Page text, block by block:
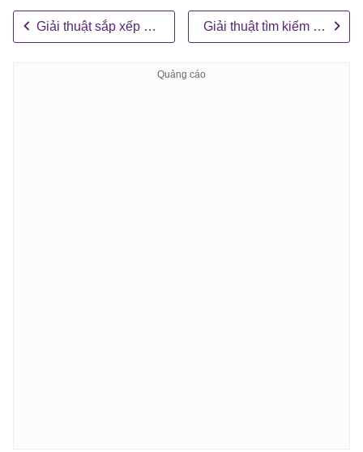
Giải thuật sắp xếp nhanh (Quick Sort) Giải thuật tìm kiếm theo chiều sâu